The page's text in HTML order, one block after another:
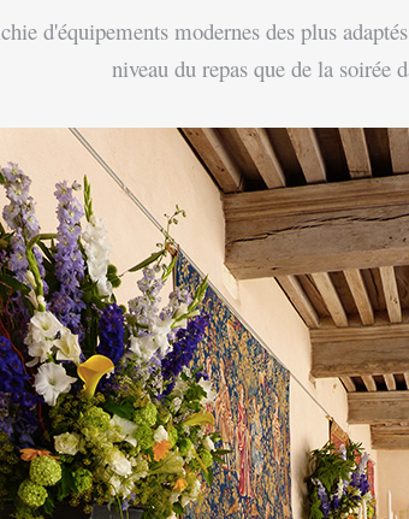
d'équipements modernes des plus
niveau du repas que de la soirée